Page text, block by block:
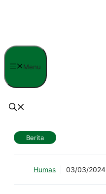
Menu
Berita
Humas 03/03/2024